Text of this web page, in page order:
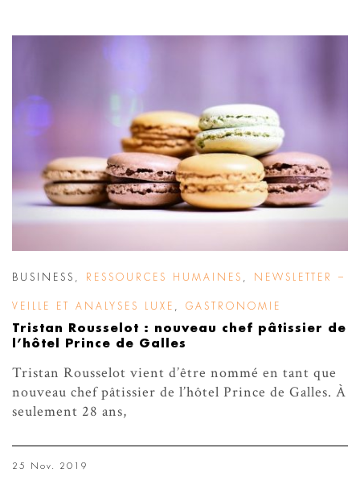
BUSINESS RESSOURCES HUMAINES NEWSLETTER –
VEILLE ET ANALYSES LUXE GASTRONOMIE
Tristan Rousselot : nouveau chef pâtissier de
l’hôtel Prince de Galles
Tristan Rousselot vient d’être nommé en tant que
nouveau chef pâtissier de l’hôtel Prince de Galles. À
seulement 28 ans,
25 Nov. 2019